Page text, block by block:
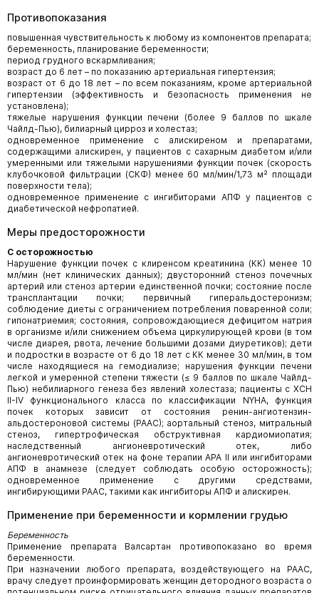
Противопоказания
повышенная чувствительность к любому из компонентов препарата;
беременность, планирование беременности;
период грудного вскармливания;
возраст до 6 лет – по показанию артериальная гипертензия;
возраст от 6 до 18 лет – по всем показаниям, кроме артериальной
гипертензии (эффективность и безопасность применения не
установлена);
тяжелые нарушения функции печени (более 9 баллов по шкале
Чайлд-Пью), билиарный цирроз и холестаз;
одновременное применение с алискиреном и препаратами,
содержащими алискирен, у пациентов с сахарным диабетом и/или
умеренными или тяжелыми нарушениями функции почек (скорость
клубочковой фильтрации (СКФ) менее 60 мл/мин/1,73 м² площади
поверхности тела);
одновременное применение с ингибиторами АПФ у пациентов с
диабетической нефропатией.
Меры предосторожности
С осторожностью
Нарушение функции почек с клиренсом креатинина (КК) менее 10
мл/мин (нет клинических данных); двусторонний стеноз почечных
артерий или стеноз артерии единственной почки; состояние после
трансплантации почки; первичный гиперальдостеронизм;
соблюдение диеты с ограничением потребления поваренной соли;
гипонатриемия; состояния, сопровождающиеся дефицитом натрия
в организме и/или снижением объема циркулирующей крови (в том
числе диарея, рвота, лечение большими дозами диуретиков); дети
и подростки в возрасте от 6 до 18 лет с КК менее 30 мл/мин, в том
числе находящиеся на гемодиализе; нарушения функции печени
легкой и умеренной степени тяжести (≤ 9 баллов по шкале Чайлд-
Пью) небилиарного генеза без явлений холестаза; пациенты с ХСН
II-IV функционального класса по классификации NYHA, функция
почек которых зависит от состояния ренин-ангиотензин-
альдостероновой системы (РААС); аортальный стеноз, митральный
стеноз, гипертрофическая обструктивная кардиомиопатия;
наследственный ангионевротический отек, либо
ангионевротический отек на фоне терапии АРА II или ингибиторами
АПФ в анамнезе (следует соблюдать особую осторожность);
одновременное применение с другими средствами,
ингибирующими РААС, такими как ингибиторы АПФ и алискирен.
Применение при беременности и кормлении грудью
Беременность
Применение препарата Валсартан противопоказано во время
беременности.
При назначении любого препарата, воздействующего на РААС,
врачу следует проинформировать женщин детородного возраста о